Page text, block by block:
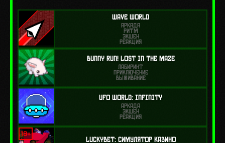
Wave World
АРКАДА
РИТМ
ЭКШЕН
РЕАКЦИЯ
Bunny Run! Lost in the Maze
ЛАБИРИНТ
ПРИКЛЮЧЕНИЕ
ВЫЖИВАНИЕ
UFO World: Infinity
АРКАДА
ЭКШЕН
РЕАКЦИЯ
LuckyBet: Симулятор Казино
18+